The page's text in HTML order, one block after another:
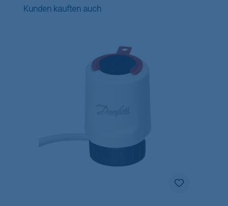
Produktgalerie überspringen
Kunden kauften auch